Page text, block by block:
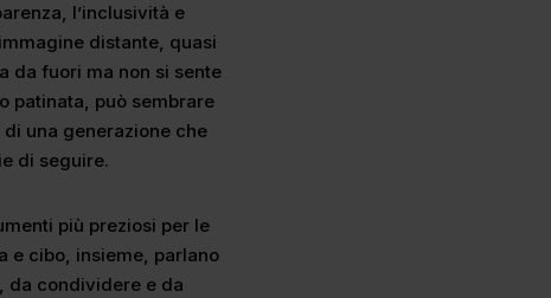
l’inclusività e
distante, quasi
da fuori ma non si sente
patinata, può sembrare
una generazione che
di seguire.
più preziosi per le
e cibo, insieme, parlano
da condividere e da